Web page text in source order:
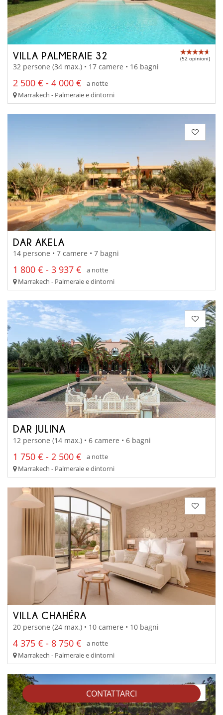
CONTATTARCI
VILLA PALMERAIE 32 (52 opinioni)
32 persone (34 max.) • 17 camere • 16 bagni
2 500 € - 4 000 €
a notte
Marrakech - Palmeraie e dintorni
DAR AKELA
14 persone • 7 camere • 7 bagni
1 800 € - 3 937 €
a notte
Marrakech - Palmeraie e dintorni
DAR JULINA
12 persone (14 max.) • 6 camere • 6 bagni
1 750 € - 2 500 €
a notte
Marrakech - Palmeraie e dintorni
VILLA CHAHÉRA
20 persone (24 max.) • 10 camere • 10 bagni
4 375 € - 8 750 €
a notte
Marrakech - Palmeraie e dintorni